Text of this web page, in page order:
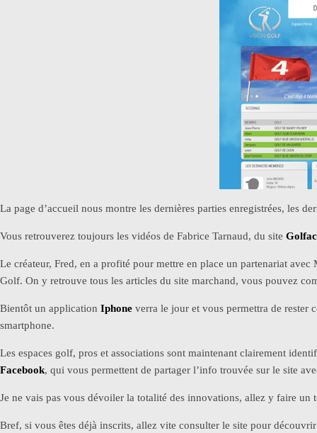
La page d’accueil nous montre les dernières parties enregistrées, les
Vous retrouverez toujours les vidéos de Fabrice Tarnaud, du site
Le créateur, Fred, en a profité pour mettre en place un partenariat
Golf. On y retrouve tous les articles du site marchand, vous pouvez
Bientôt un application Iphone verra le jour et vous permettra de rester
smartphone.
Les espaces golf, pros et associations sont maintenant clairement
Facebook, qui vous permettent de partager l’info trouvée sur le site
Je ne vais pas vous dévoiler la totalité des innovations, allez y faire un
Bref, si vous êtes déjà inscrits, allez vite consulter le site pour